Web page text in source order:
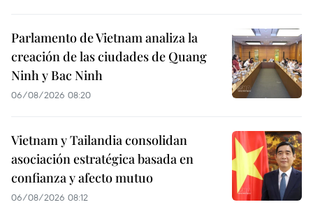
Parlamento de Vietnam analiza la
creación de las ciudades de Quang
Ninh y Bac Ninh
06/08/2026 08:20
Vietnam y Tailandia consolidan
asociación estratégica basada en
confianza y afecto mutuo
06/08/2026 08:12